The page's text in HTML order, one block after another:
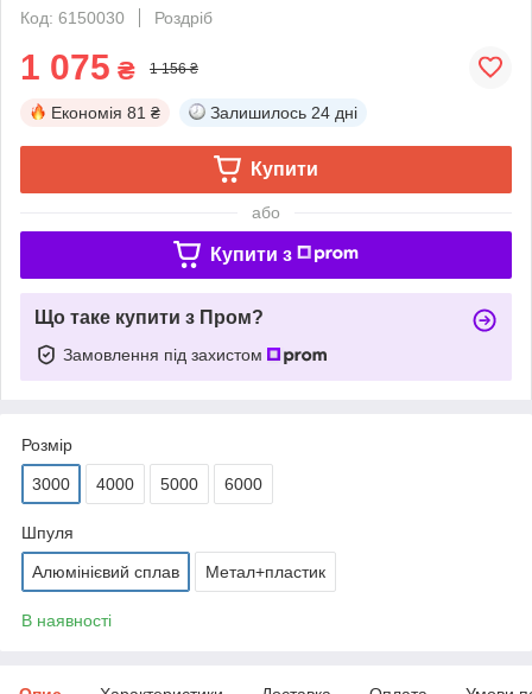
Код: 6150030
Роздріб
1 075 ₴ 1 156 ₴
Економія 81 ₴ Залишилось 24 дні
Купити
або
Купити з
Що таке купити з Пром?
Замовлення під захистом
Розмір
3000 4000 5000 6000
Шпуля
Алюмінієвий сплав Метал+пластик
В наявності